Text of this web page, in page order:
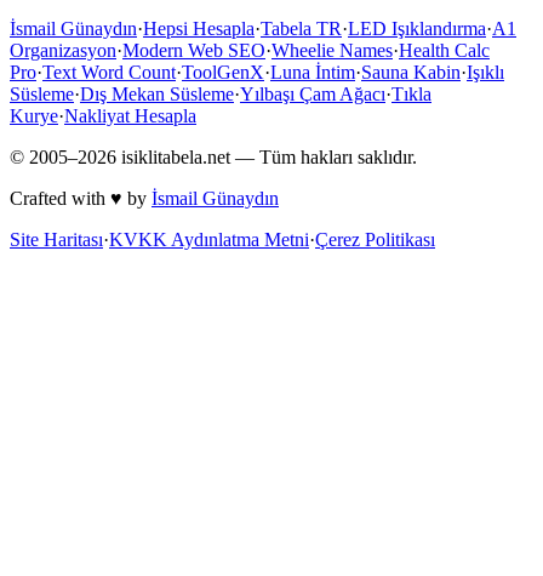
İsmail Günaydın·Hepsi Hesapla·Tabela TR·LED Işıklandırma·A1
Organizasyon·Modern Web SEO·Wheelie Names·Health Calc
Pro·Text Word Count·ToolGenX·Luna İntim·Sauna Kabin·Işıklı
Süsleme·Dış Mekan Süsleme·Yılbaşı Çam Ağacı·Tıkla
Kurye·Nakliyat Hesapla
© 2005–2026 isiklitabela.net — Tüm hakları saklıdır.
Crafted with ♥ by İsmail Günaydın
Site Haritası·KVKK Aydınlatma Metni·Çerez Politikası